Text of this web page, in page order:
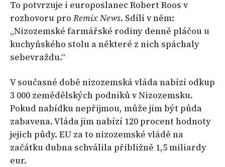
To potvrzuje i europoslanec Robert Roos v
rozhovoru pro Remix News. Sdílí v něm:
„Nizozemské farmářské rodiny denně pláčou u
kuchyňského stolu a některé z nich spáchaly
sebevraždu.“
V současné době nizozemská vláda nabízí odkup
3 000 zemědělských podniků v Nizozemsku.
Pokud nabídku nepřijmou, může jim být půda
zabavena. Vláda jim nabízí 120 procent hodnoty
jejich půdy. EU za to nizozemské vládě na
začátku dubna schválila přibližně 1,5 miliardy
eur.